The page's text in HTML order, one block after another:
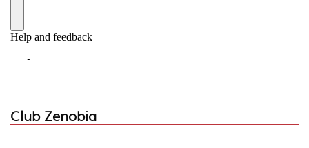
Club Zenobia